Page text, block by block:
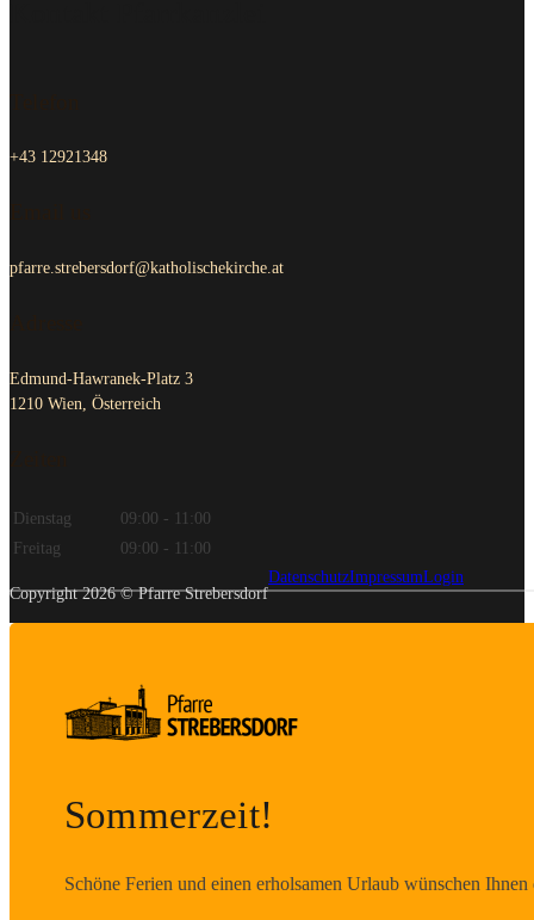
+43 12921348
pfarre.strebersdorf@katholischekirche.at
Edmund-Hawranek-Platz 3
1210 Wien, Österreich
Dienstag
09:00 - 11:00
Freitag
09:00 - 11:00
Copyright 2026 © Pfarre Strebersdorf
DatenschutzImpressumLogin
Sommerzeit!
Schöne Ferien und einen erholsamen Urlaub wünschen